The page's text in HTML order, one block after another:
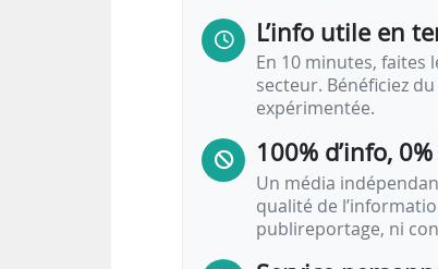
services ferroviaires
de…
L’info utile en
En 10 minutes, faites
secteur. Bénéficiez
expérimentée.
100% d’info,
Un média
qualité de
publireportage, ni